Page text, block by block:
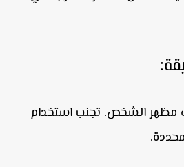
الشخص. تجنب استخدام